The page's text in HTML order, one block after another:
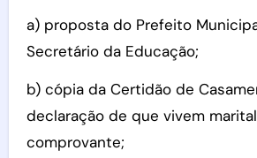
a) proposta do Prefeito
Secretário da Educação;
b) cópia da Certidão de
declaração de que vivem
comprovante;